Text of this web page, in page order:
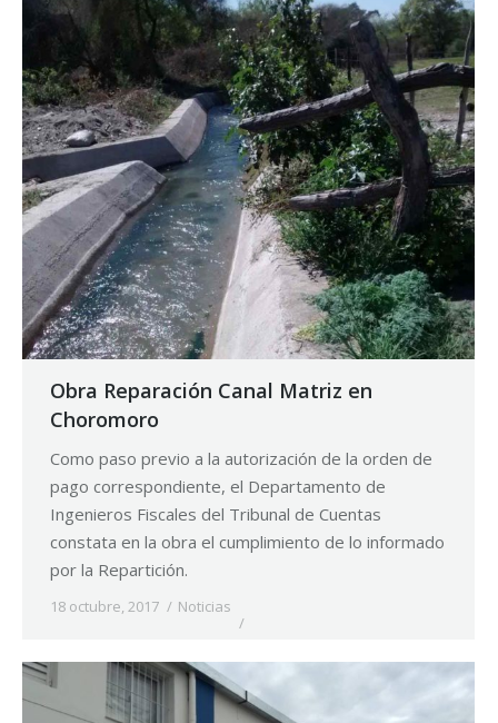
Obra Reparación Canal Matriz en
Choromoro
Como paso previo a la autorización de la orden de
pago correspondiente, el Departamento de
Ingenieros Fiscales del Tribunal de Cuentas
constata en la obra el cumplimiento de lo informado
por la Repartición.
18 octubre, 2017 Noticias